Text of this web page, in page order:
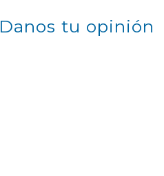
Danos tu opinión